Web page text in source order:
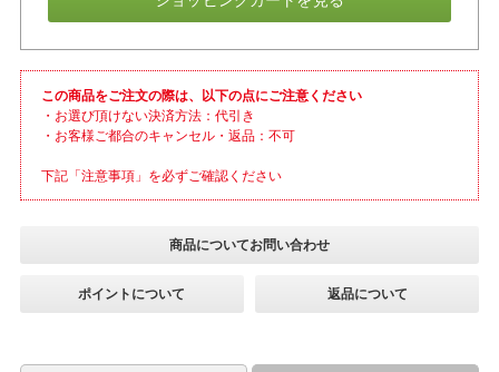
この商品をご注文の際は、以下の点にご注意ください
・お選び頂けない決済方法：代引き
・お客様ご都合のキャンセル・返品：不可
下記「注意事項」を必ずご確認ください
商品についてお問い合わせ
ポイントについて 返品について